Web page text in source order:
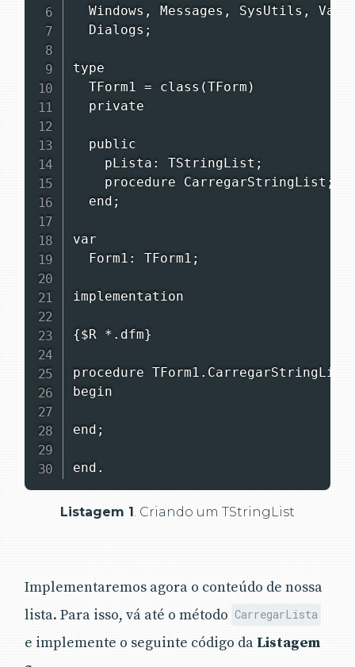
Windows, Messages, SysUtils,
  Dialogs;
type
  TForm1 = class(TForm)
  private
  public
    pLista: TStringList;
    procedure CarregarStringList;
  end;
var
  Form1: TForm1;
implementation
{$R *.dfm}
procedure
begin
end;
end.
Listagem 1. Criando um TStringList
Implementaremos agora o conteúdo de nossa
lista. Para isso, vá até o método CarregarLista
e implemente o seguinte código da Listagem